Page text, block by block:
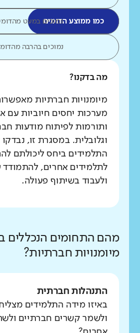
כמו ממוצע הדומיםנמוכים במעט
נמוכים בהרבה
מה בדקנו?
מיומנויות חברתיות
מערכות יחסים חיוביות עם
ותורמות לפיתוח מודעות
וגלובלית. במסגרת זו, נבדקו
התלמידים ביחס ליכולתם
לתלמידים אחרים, להתמודד
ולעבוד בשיתוף פעולה.
מהם התחומים הנכללים
מיומנויות חברתיות?
התנהלות חברתית
באיזו מידה התלמידים
ולשמר קשרים חברתיים